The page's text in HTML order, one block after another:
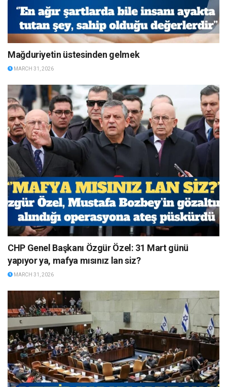
Mağduriyetin üstesinden gelmek
MARCH 31, 2026
CHP Genel Başkanı Özgür Özel: 31 Mart günü
yapıyor ya, mafya mısınız lan siz?
MARCH 31, 2026